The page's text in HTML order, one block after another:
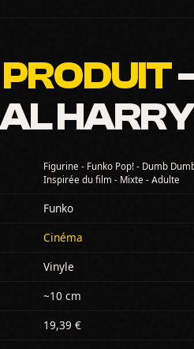
PRODUIT
HARRY
Figurine - Funko Pop! - Dumb
Inspirée du film - Mixte - Adulte
Funko
Cinéma
Vinyle
~10 cm
19,39 €